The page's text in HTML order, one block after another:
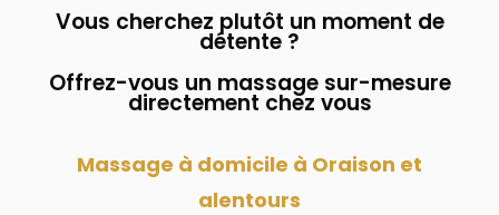
Vous cherchez plutôt un moment de
détente ?
Offrez-vous un massage sur-mesure
directement chez vous
Massage à domicile à Oraison et
alentours